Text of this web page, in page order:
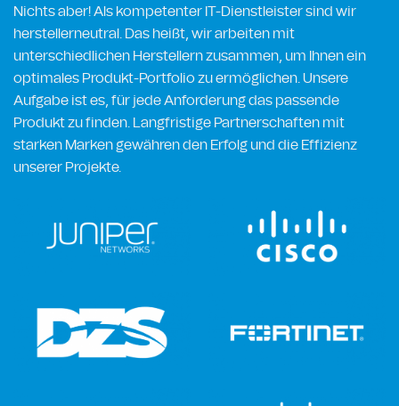
Nichts aber! Als kompetenter IT-Dienstleister sind wir
herstellerneutral. Das heißt, wir arbeiten mit
unterschiedlichen Herstellern zusammen, um Ihnen ein
optimales Produkt-Portfolio zu ermöglichen. Unsere
Aufgabe ist es, für jede Anforderung das passende
Produkt zu finden. Langfristige Partnerschaften mit
starken Marken gewähren den Erfolg und die Effizienz
unserer Projekte.